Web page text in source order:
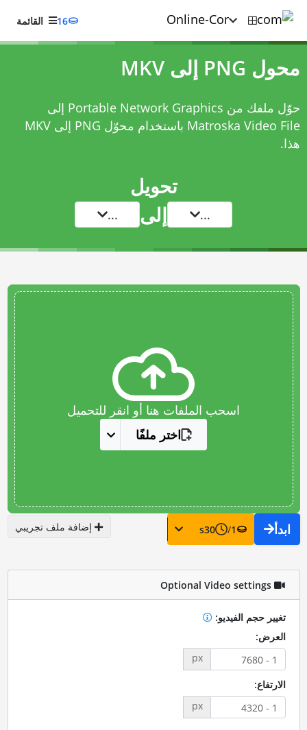
16 القائمة
محول PNG إلى MKV
حوّل ملفك من Portable Network Graphics إلى
Matroska Video File باستخدام
محوّل PNG إلى MKV
هذا.
تحويل
... إلى ...
اسحب الملفات هنا أو انقر للتحميل
اختر ملفًا
ابدأ 1
/
30
s إضافة ملف تجريبي
Optional Video settings
تغيير حجم الفيديو:
العرض:
px
الارتفاع:
px